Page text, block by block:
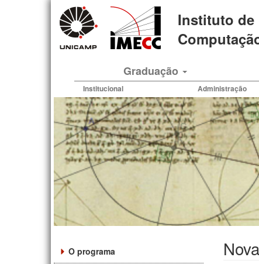
Instituto de
Graduação
Institucional Administração
O programa